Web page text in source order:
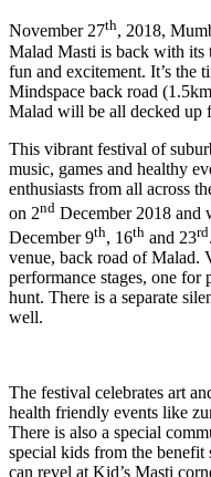
November 27th, 2018,
Malad Masti is back with
fun and excitement. It’s the
Mindspace back road
Malad will be all decked up
This vibrant festival of
music, games and healthy
enthusiasts from all across
on 2nd December 2018
December 9th, 16th and 23rd
venue, back road of Malad.
performance stages, one for
hunt. There is a separate
well.
The festival celebrates art
health friendly events like
There is also a special
special kids from the
can revel at Kid’s Masti